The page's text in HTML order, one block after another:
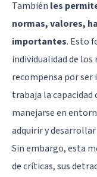
También les
normas, valores,
importantes. Esto
individualidad de
recompensa por ser
trabaja la
manejarse en
adquirir y
Sin embargo, esta
de críticas, sus